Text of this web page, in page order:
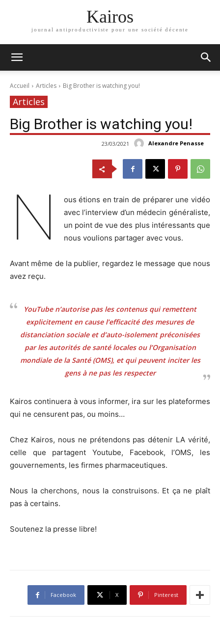
Kairos
journal antiproductiviste pour une société décente
Accueil Articles Big Brother is watching you!
Articles
Big Brother is watching you!
Alexandre Penasse
23/03/2021
N
ous étions en train de préparer une vidéo
avec l’interview d’un médecin généraliste,
un point de vue des plus intéressants que
nous voulions partager avec vous.
Avant même de la publier, regardez le message que nous
avez reçu.
YouTube n’autorise pas les contenus qui remettent
explicitement en cause l’efficacité des mesures de
distanciation sociale et d’auto-isolement préconisées
par les autorités de santé locales ou l’Organisation
mondiale de la Santé (OMS), et qui peuvent inciter les
gens à ne pas les respecter
Kairos continuera à vous informer, ira sur les plateformes
qui ne censurent pas, ou moins…
Chez Kairos, nous ne prétendons pas détenir LA vérité,
celle que partagent Youtube, Facebook, l’OMS, les
gouvernements, les firmes pharmaceutiques.
Nous la cherchons, nous la construisons. Et ça ne plaît
pas à certains.
Soutenez la presse libre!
Facebook X Pinterest